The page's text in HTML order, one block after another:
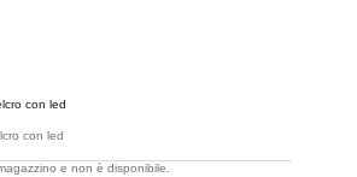
con led
con led
e non è disponibile.